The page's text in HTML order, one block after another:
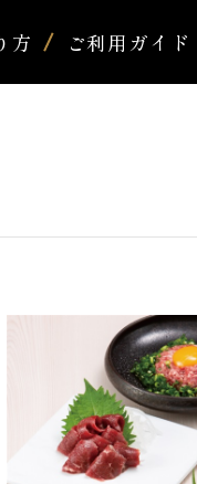
方 ご利用ガイド